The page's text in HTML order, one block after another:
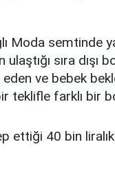
Moda semtinde
ulaştığı sıra
ve bebek
teklifle farklı bir
ettiği 40 bin